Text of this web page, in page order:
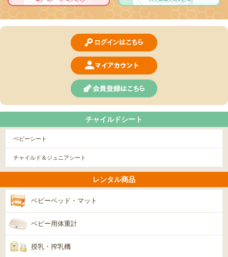
チャイルドシート
ベビーシート
チャイルド＆ジュニアシート
レンタル商品
ベビーベッド・マット
ベビー用体重計
授乳・搾乳機